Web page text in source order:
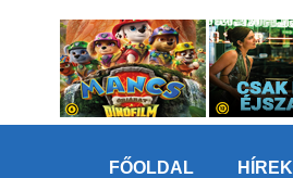
FŐOLDAL HÍREK